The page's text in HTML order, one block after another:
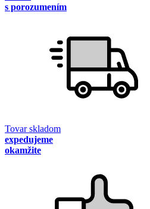
s porozumením
Tovar skladom
expedujeme
okamžite